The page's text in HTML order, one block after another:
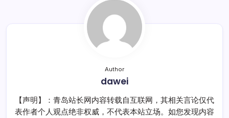
Author
dawei
【声明】：青岛站长网内容转载自互联网，其相关言论仅代
表作者个人观点绝非权威，不代表本站立场。如您发现内容